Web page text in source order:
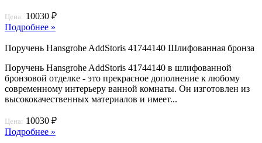
Цена: 10030 ₽
Подробнее »
Поручень Hansgrohe AddStoris 41744140 Шлифованная бронза
Поручень Hansgrohe AddStoris 41744140 в шлифованной
бронзовой отделке - это прекрасное дополнение к любому
современному интерьеру ванной комнаты. Он изготовлен из
высококачественных материалов и имеет...
Цена: 10030 ₽
Подробнее »